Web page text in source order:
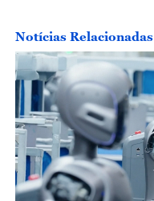
Notícias Relacionadas